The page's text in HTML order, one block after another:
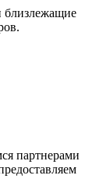
близлежащие
партнерами